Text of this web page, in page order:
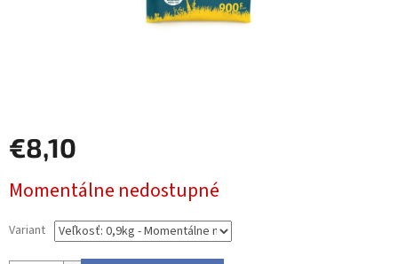
€8,10
cena:
Momentálne nedostupné
Variant